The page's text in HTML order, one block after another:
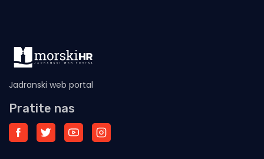
Jadranski web portal
Pratite nas